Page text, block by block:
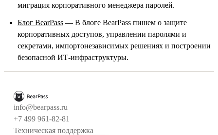
миграция корпоративного менеджера паролей.
Блог BearPass — В блоге BearPass пишем о защите
корпоративных доступов, управлении паролями и
секретами, импортонезависимых решениях и построении
безопасной ИТ-инфраструктуры.
info@bearpass.ru
+7 499 961-82-81
Техническая поддержка